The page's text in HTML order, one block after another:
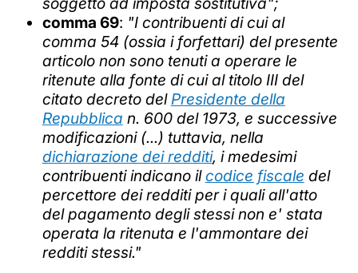
comma 69: "I contribuenti di cui al
comma 54 (ossia i forfettari) del presente
articolo non sono tenuti a operare le
ritenute alla fonte di cui al titolo III del
citato decreto delPresidente della
Repubblica n. 600 del 1973, e successive
modificazioni (...) tuttavia, nella
dichiarazione dei redditi, i medesimi
contribuenti indicano ilcodice fiscale del
percettore dei redditi per i quali all'atto
del pagamento degli stessi non e' stata
operata la ritenuta e l'ammontare dei
redditi stessi."